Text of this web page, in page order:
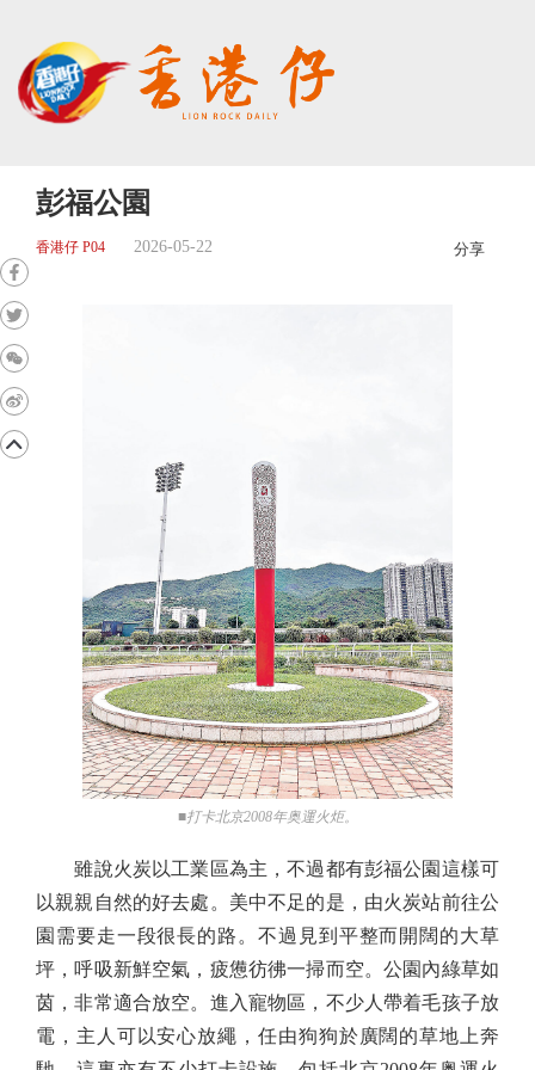
彭福公園
香港仔 P04 2026-05-22 分享
■打卡北京2008年奥運火炬。
雖說火炭以工業區為主，不過都有彭福公園這樣可
以親親自然的好去處。美中不足的是，由火炭站前往公
園需要走一段很長的路。不過見到平整而開闊的大草
坪，呼吸新鮮空氣，疲憊彷彿一掃而空。公園內綠草如
茵，非常適合放空。進入寵物區，不少人帶着毛孩子放
電，主人可以安心放繩，任由狗狗於廣闊的草地上奔